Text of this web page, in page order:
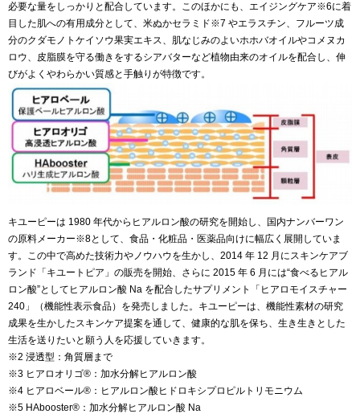
必要な量をしっかりと配合しています。このほかにも、エイジングケア※6に着
目した肌への有用成分として、米ぬかセラミド※7 やエラスチン、フルーツ成
分のクダモノトケイソウ果実エキス、肌なじみのよいホホバオイルやコメヌカ
ロウ、皮脂膜を守る働きをするシアバターなど植物由来のオイルを配合し、伸
びがよくやわらかい質感と手触りが特徴です。
キユーピーは 1980 年代からヒアルロン酸の研究を開始し、国内ナンバーワン
の原料メーカー※8として、食品・化粧品・医薬品向けに幅広く展開していま
す。この中で高めた技術力やノウハウを生かし、2014 年 12 月にスキンケアブ
ランド「キユートピア」の販売を開始、さらに 2015 年 6 月には“食べるヒアル
ロン酸”としてヒアルロン酸 Na を配合したサプリメント「ヒアロモイスチャー
240」（機能性表示食品）を発売しました。キユーピーは、機能性素材の研究
成果を生かしたスキンケア提案を通して、健康的な肌を保ち、生き生きとした
生活を送りたいと願う人を応援していきます。
※2 浸透型：角質層まで
※3 ヒアロオリゴ®：加水分解ヒアルロン酸
※4 ヒアロベール®：ヒアルロン酸ヒドロキシプロピルトリモニウム
※5 HAbooster®：加水分解ヒアルロン酸 Na